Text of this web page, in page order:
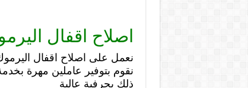
اصلاح اقفال
نعمل على اصلاح اقفال
نقوم بتوفير عاملين مهرة
ذلك بحرفية عالية